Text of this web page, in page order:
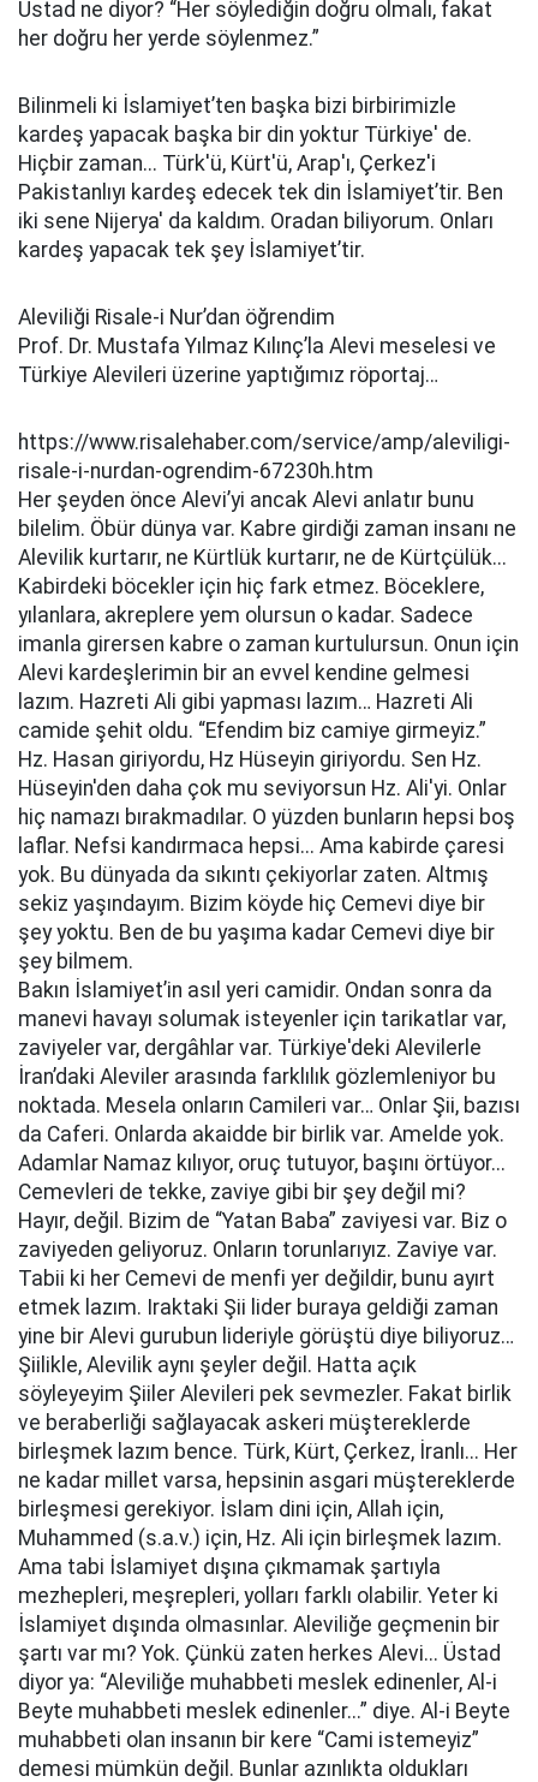
Üstad ne diyor? “Her söylediğin doğru olmalı, fakat
her doğru her yerde söylenmez.”
Bilinmeli ki İslamiyet’ten başka bizi birbirimizle
kardeş yapacak başka bir din yoktur Türkiye' de.
Hiçbir zaman... Türk'ü, Kürt'ü, Arap'ı, Çerkez'i
Pakistanlıyı kardeş edecek tek din İslamiyet’tir. Ben
iki sene Nijerya' da kaldım. Oradan biliyorum. Onları
kardeş yapacak tek şey İslamiyet’tir.
Aleviliği Risale-i Nur’dan öğrendim
Prof. Dr. Mustafa Yılmaz Kılınç’la Alevi meselesi ve
Türkiye Alevileri üzerine yaptığımız röportaj…
https://www.risalehaber.com/service/amp/aleviligi-
risale-i-nurdan-ogrendim-67230h.htm
Her şeyden önce Alevi’yi ancak Alevi anlatır bunu
bilelim. Öbür dünya var. Kabre girdiği zaman insanı ne
Alevilik kurtarır, ne Kürtlük kurtarır, ne de Kürtçülük...
Kabirdeki böcekler için hiç fark etmez. Böceklere,
yılanlara, akreplere yem olursun o kadar. Sadece
imanla girersen kabre o zaman kurtulursun. Onun için
Alevi kardeşlerimin bir an evvel kendine gelmesi
lazım. Hazreti Ali gibi yapması lazım… Hazreti Ali
camide şehit oldu. “Efendim biz camiye girmeyiz.”
Hz. Hasan giriyordu, Hz Hüseyin giriyordu. Sen Hz.
Hüseyin'den daha çok mu seviyorsun Hz. Ali'yi. Onlar
hiç namazı bırakmadılar. O yüzden bunların hepsi boş
laflar. Nefsi kandırmaca hepsi... Ama kabirde çaresi
yok. Bu dünyada da sıkıntı çekiyorlar zaten. Altmış
sekiz yaşındayım. Bizim köyde hiç Cemevi diye bir
şey yoktu. Ben de bu yaşıma kadar Cemevi diye bir
şey bilmem.
Bakın İslamiyet’in asıl yeri camidir. Ondan sonra da
manevi havayı solumak isteyenler için tarikatlar var,
zaviyeler var, dergâhlar var. Türkiye'deki Alevilerle
İran’daki Aleviler arasında farklılık gözlemleniyor bu
noktada. Mesela onların Camileri var… Onlar Şii, bazısı
da Caferi. Onlarda akaidde bir birlik var. Amelde yok.
Adamlar Namaz kılıyor, oruç tutuyor, başını örtüyor...
Cemevleri de tekke, zaviye gibi bir şey değil mi?
Hayır, değil. Bizim de “Yatan Baba” zaviyesi var. Biz o
zaviyeden geliyoruz. Onların torunlarıyız. Zaviye var.
Tabii ki her Cemevi de menfi yer değildir, bunu ayırt
etmek lazım. Iraktaki Şii lider buraya geldiği zaman
yine bir Alevi gurubun lideriyle görüştü diye biliyoruz…
Şiilikle, Alevilik aynı şeyler değil. Hatta açık
söyleyeyim Şiiler Alevileri pek sevmezler. Fakat birlik
ve beraberliği sağlayacak askeri müştereklerde
birleşmek lazım bence. Türk, Kürt, Çerkez, İranlı... Her
ne kadar millet varsa, hepsinin asgari müştereklerde
birleşmesi gerekiyor. İslam dini için, Allah için,
Muhammed (s.a.v.) için, Hz. Ali için birleşmek lazım.
Ama tabi İslamiyet dışına çıkmamak şartıyla
mezhepleri, meşrepleri, yolları farklı olabilir. Yeter ki
İslamiyet dışında olmasınlar. Aleviliğe geçmenin bir
şartı var mı? Yok. Çünkü zaten herkes Alevi... Üstad
diyor ya: “Aleviliğe muhabbeti meslek edinenler, Al-i
Beyte muhabbeti meslek edinenler...” diye. Al-i Beyte
muhabbeti olan insanın bir kere “Cami istemeyiz”
demesi mümkün değil. Bunlar azınlıkta oldukları